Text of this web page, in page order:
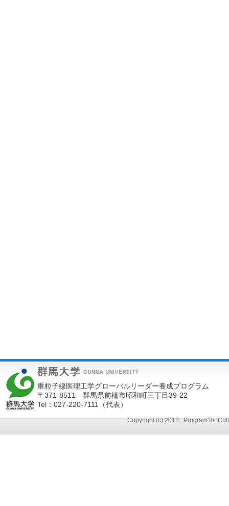
重粒子線医理工学グローバルリーダー養成プログラム
〒371-8511 群馬県前橋市昭和町三丁目39-22
Tel：027-220-7111（代表）
Copyright (c) 2012 , Program for